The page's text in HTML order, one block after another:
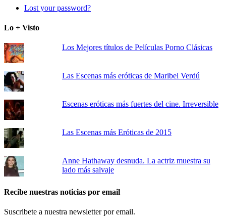
Lost your password?
Lo + Visto
Los Mejores títulos de Películas Porno Clásicas
Las Escenas más eróticas de Maribel Verdú
Escenas eróticas más fuertes del cine. Irreversible
Las Escenas más Eróticas de 2015
Anne Hathaway desnuda. La actriz muestra su
lado más salvaje
Recibe nuestras noticias por email
Suscribete a nuestra newsletter por email.